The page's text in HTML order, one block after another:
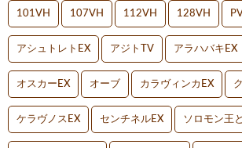
101VH 107VH 112VH 128VH
アシュトレトEX アジトTV アラハバキEX
オスカーEX オーブ カラヴィンカEX
ケラヴノスEX センチネルEX ソロモン王